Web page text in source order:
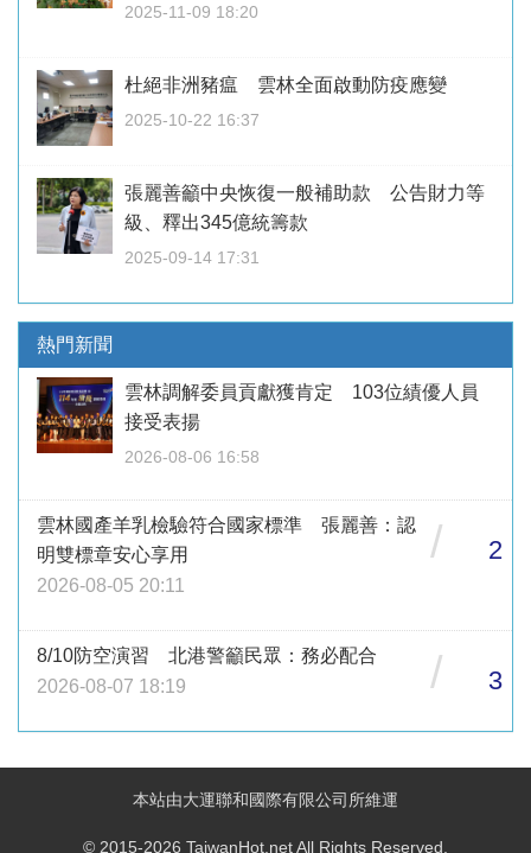
2025-11-09 18:20
杜絕非洲豬瘟 雲林全面啟動防疫應變
2025-10-22 16:37
張麗善籲中央恢復一般補助款 公告財力等
級、釋出345億統籌款
2025-09-14 17:31
熱門新聞
雲林調解委員貢獻獲肯定 103位績優人員
接受表揚
2026-08-06 16:58
雲林國產羊乳檢驗符合國家標準 張麗善：認
明雙標章安心享用
2026-08-05 20:11
/ 2
8/10防空演習 北港警籲民眾：務必配合
2026-08-07 18:19
/ 3
本站由大運聯和國際有限公司所維運
© 2015-2026 TaiwanHot.net All Rights Reserved.